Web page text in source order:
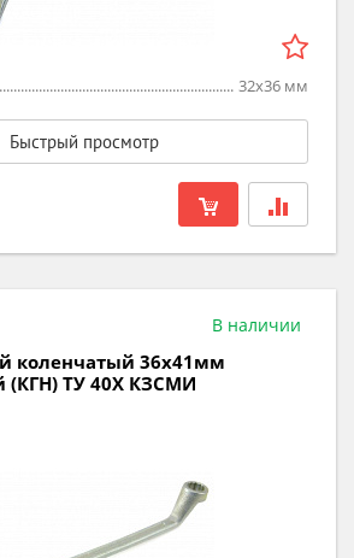
32х36 мм
Быстрый просмотр
В наличии
коленчатый 36х41мм
(КГН) ТУ 40Х КЗСМИ